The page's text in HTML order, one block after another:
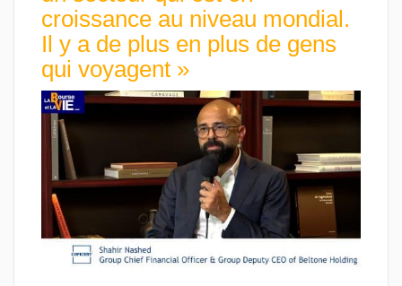
croissance au niveau mondial.
Il y a de plus en plus de gens
qui voyagent »